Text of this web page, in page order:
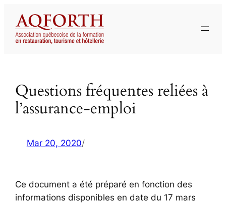
contenu
Questions fréquentes reliées à
l’assurance-emploi
Mar 20, 2020/
Ce document a été préparé en fonction des
informations disponibles en date du 17 mars